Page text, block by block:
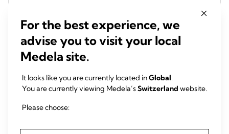
6e étape : Nettoyez votre set pour la prochaine
séance
tire-lait Symphony ?
For the best experience, we
advise you to visit your local
Medela site.
It looks like you are currently located inGlobal.
You are currently viewing Medela’sSwitzerland website.
Please choose: